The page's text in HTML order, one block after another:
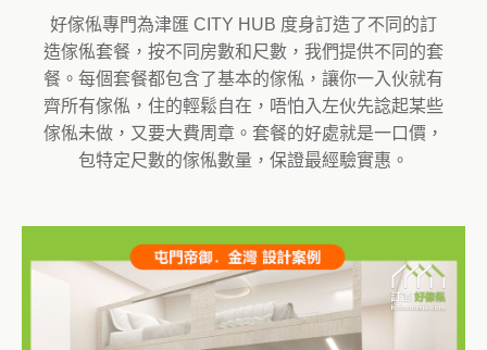
好傢俬專門為津匯 CITY HUB 度身訂造了不同的訂
造傢俬套餐，按不同房數和尺數，我們提供不同的套
餐。每個套餐都包含了基本的傢俬，讓你一入伙就有
齊所有傢俬，住的輕鬆自在，唔怕入左伙先諗起某些
傢俬未做，又要大費周章。套餐的好處就是一口價，
包特定尺數的傢俬數量，保證最經驗實惠。